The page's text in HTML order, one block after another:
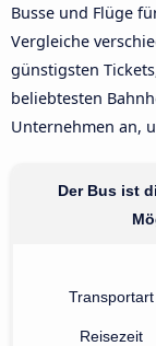
Busse und Flüge
Vergleiche
günstigsten
beliebtesten
Unternehmen an,
Der Bus ist
Transportart
Reisezeit